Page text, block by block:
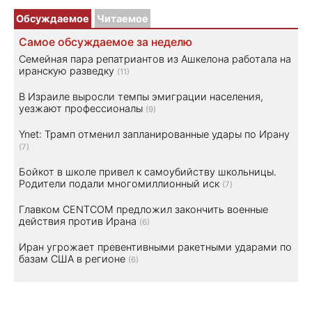
Обсуждаемое Читаемое
Самое обсуждаемое за неделю
Семейная пара репатриантов из Ашкелона работала на
иранскую разведку (11)
В Израиле выросли темпы эмиграции населения,
уезжают профессионалы (9)
Ynet: Трамп отменил запланированные удары по Ирану
(7)
Бойкот в школе привел к самоубийству школьницы.
Родители подали многомиллионный иск (7)
Главком CENTCOM предложил закончить военные
действия против Ирана (6)
Иран угрожает превентивными ракетными ударами по
базам США в регионе (6)